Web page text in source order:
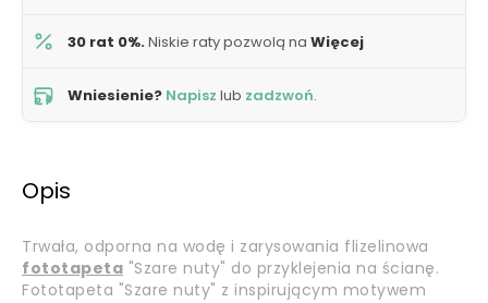
30 rat 0%.Niskie raty pozwolą na Więcej
Wniesienie? Napisz lub zadzwoń.
Opis
Trwała, odporna na wodę i zarysowania flizelinowa
fototapeta "Szare nuty" do przyklejenia na ścianę.
Fototapeta "Szare nuty" z inspirującym motywem